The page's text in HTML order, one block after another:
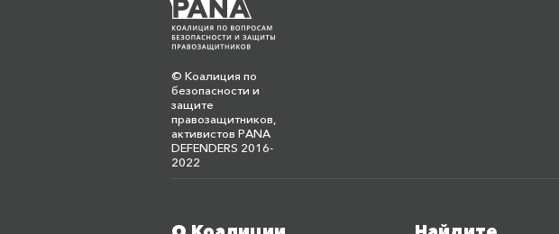
© Коалиция по
безопасности и
защите
правозащитников,
активистов PANA
DEFENDERS 2016-
2022